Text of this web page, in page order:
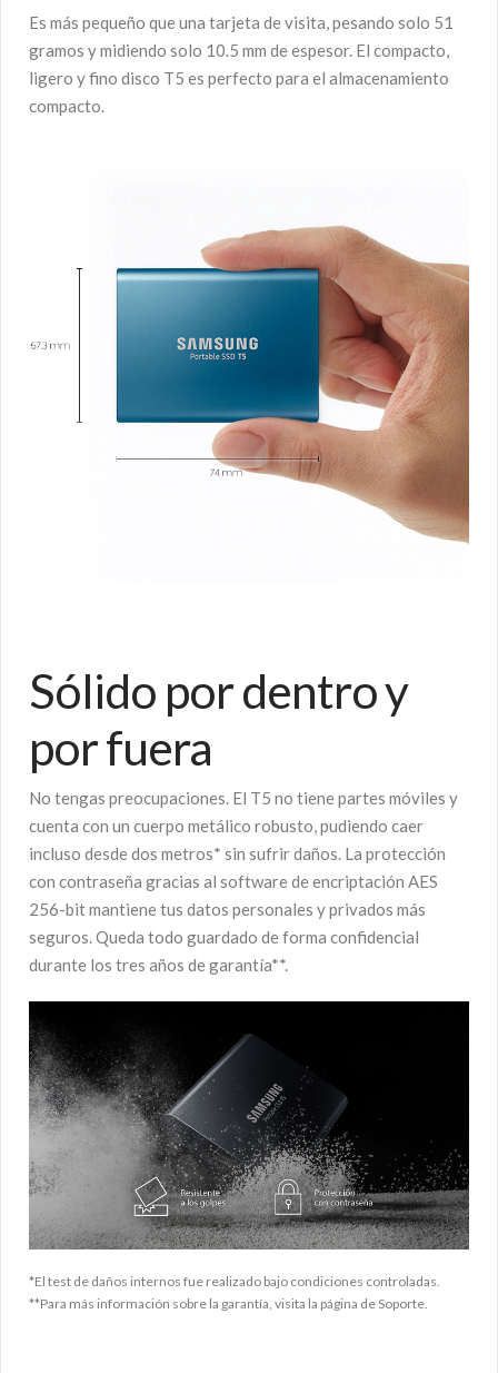
Es más pequeño que una tarjeta de visita, pesando solo 51
gramos y midiendo solo 10.5 mm de espesor. El compacto,
ligero y fino disco T5 es perfecto para el almacenamiento
compacto.
Sólido por dentro y
por fuera
No tengas preocupaciones. El T5 no tiene partes móviles y
cuenta con un cuerpo metálico robusto, pudiendo caer
incluso desde dos metros* sin sufrir daños. La protección
con contraseña gracias al software de encriptación AES
256-bit mantiene tus datos personales y privados más
seguros. Queda todo guardado de forma confidencial
durante los tres años de garantía**.
*El test de daños internos fue realizado bajo condiciones controladas.
**Para más información sobre la garantía, visita la página de Soporte.